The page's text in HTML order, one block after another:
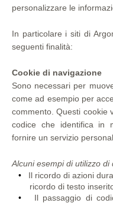
personalizzare le
In particolare i siti di
seguenti finalità:
Cookie di navigazione
Sono necessari per
come ad esempio per
commento. Questi cookie
codice che identifica in
fornire un servizio
Alcuni esempi di utilizzo di
Il ricordo di azioni
ricordo di testo
Il passaggio di